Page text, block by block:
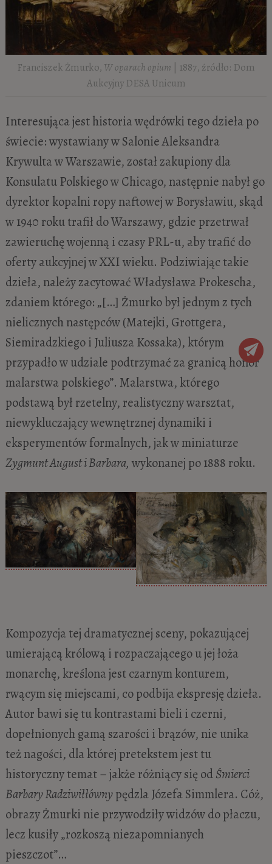
Franciszek Żmurko, W oparach opium | 1887, źródło: Dom
Aukcyjny DESA Unicum
Interesująca jest historia wędrówki tego dzieła po
świecie: wystawiany w Salonie Aleksandra
Krywulta w Warszawie, został zakupiony dla
Konsulatu Polskiego w Chicago, następnie nabył go
dyrektor kopalni ropy naftowej w Borysławiu, skąd
w 1940 roku trafił do Warszawy, gdzie przetrwał
zawieruchę wojenną i czasy PRL-u, aby trafić do
oferty aukcyjnej w XXI wieku. Podziwiając takie
dzieła, należy zacytować Władysława Prokescha,
zdaniem którego: „[…] Żmurko był jednym z tych
nielicznych następców (Matejki, Grottgera,
Siemiradzkiego i Juliusza Kossaka), którym
przypadło w udziale podtrzymać za granicą honor
malarstwa polskiego”. Malarstwa, którego
podstawą był rzetelny, realistyczny warsztat,
niewykluczający wewnętrznej dynamiki i
eksperymentów formalnych, jak w miniaturze
Zygmunt August i Barbara,wykonanej po 1888 roku.
Kompozycja tej dramatycznej sceny, pokazującej
umierającą królową i rozpaczającego u jej łoża
monarchę, kreślona jest czarnym konturem,
rwącym się miejscami, co podbija ekspresję dzieła.
Autor bawi się tu kontrastami bieli i czerni,
dopełnionych gamą szarości i brązów, nie unika
też nagości, dla której pretekstem jest tu
historyczny temat – jakże różniący się odŚmierci
Barbary Radziwiłłównypędzla Józefa Simmlera. Cóż,
obrazy Żmurki nie przywodziły widzów do płaczu,
lecz kusiły „rozkoszą niezapomnianych
pieszczot”…